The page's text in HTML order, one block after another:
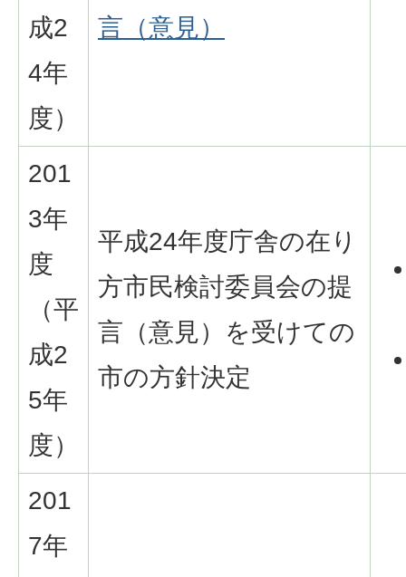
成2
4年
度）
言（意見）
201
3年
度
（平
成2
5年
度）
平成24年度庁舎の在り
方市民検討委員会の提
言（意見）を受けての
市の方針決定
201
7年